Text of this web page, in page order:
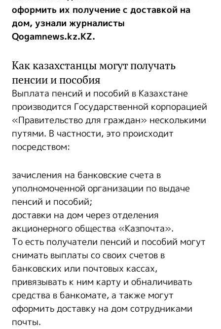
оформить их получение с доставкой на
дом, узнали журналисты
Qogamnews.kz.KZ.
Как казахстанцы могут получать
пенсии и пособия
Выплата пенсий и пособий в Казахстане
производится Государственной корпорацией
«Правительство для граждан» несколькими
путями. В частности, это происходит
посредством:
зачисления на банковские счета в
уполномоченной организации по выдаче
пенсий и пособий;
доставки на дом через отделения
акционерного общества «Казпочта».
То есть получатели пенсий и пособий могут
снимать выплаты со своих счетов в
банковских или почтовых кассах,
привязывать к ним карту и обналичивать
средства в банкомате, а также могут
оформить доставку на дом сотрудниками
почты.